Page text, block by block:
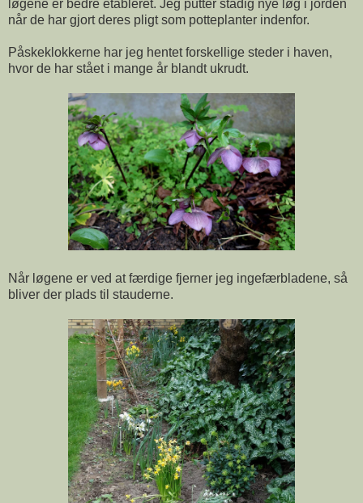
løgene er bedre etableret. Jeg putter stadig nye løg i jorden
når de har gjort deres pligt som potteplanter indenfor.
Påskeklokkerne har jeg hentet forskellige steder i haven,
hvor de har stået i mange år blandt ukrudt.
Når løgene er ved at færdige fjerner jeg ingefærbladene, så
bliver der plads til stauderne.